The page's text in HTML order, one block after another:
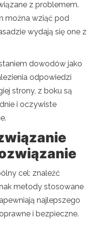
z problemem.
można wziąć pod
wydają się one z
dowodów jako
odpowiedzi
strony, z boku są
i oczywiste
cel: znaleźć
metody stosowane
najlepszego
i bezpieczne.